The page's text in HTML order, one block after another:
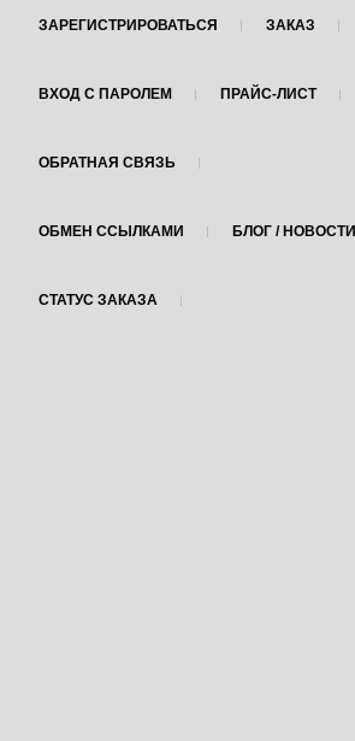
ЗАРЕГИСТРИРОВАТЬСЯ ЗАКАЗ
ВХОД С ПАРОЛЕМ ПРАЙС-ЛИСТ
ОБРАТНАЯ СВЯЗЬ
ОБМЕН ССЫЛКАМИ БЛОГ / НОВОСТИ
СТАТУС ЗАКАЗА